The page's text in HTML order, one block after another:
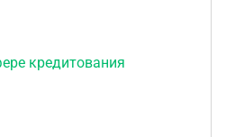
кредитования